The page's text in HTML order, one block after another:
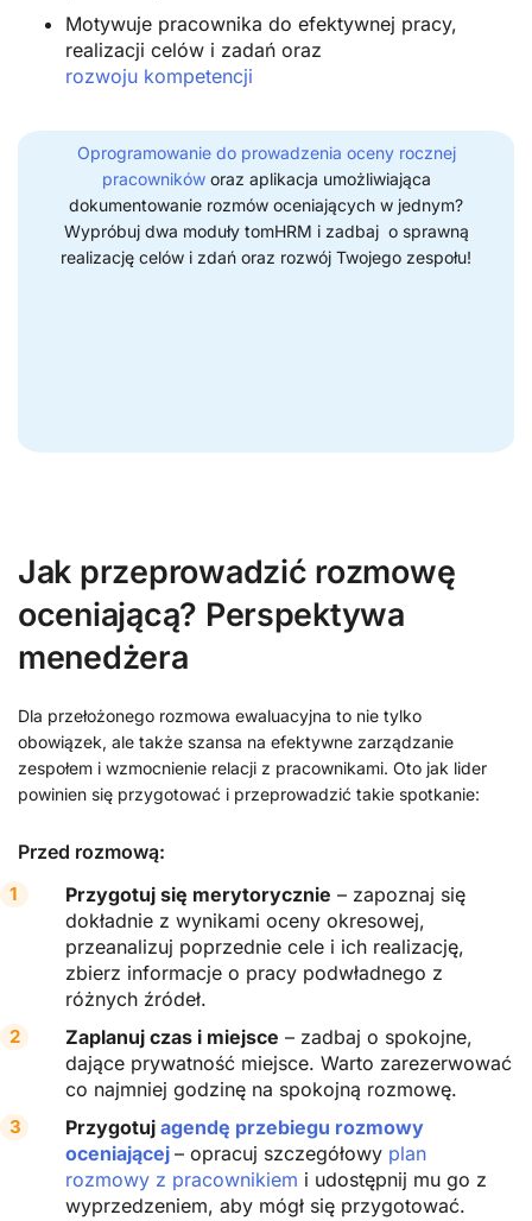
Motywuje pracownika do efektywnej pracy,
realizacji celów i zadań oraz
rozwoju kompetencji
Oprogramowanie do prowadzenia oceny rocznej
pracownikóworaz aplikacja umożliwiająca
dokumentowanie rozmów oceniających w jednym?
Wypróbuj dwa moduły tomHRM i zadbaj o sprawną
realizację celów i zdań oraz rozwój Twojego zespołu!
Jak przeprowadzić rozmowę
oceniającą? Perspektywa
menedżera
Dla przełożonego rozmowa ewaluacyjna to nie tylko
obowiązek, ale także szansa na efektywne zarządzanie
zespołem i wzmocnienie relacji z pracownikami. Oto jak lider
powinien się przygotować i przeprowadzić takie spotkanie:
Przed rozmową:
Przygotuj się merytorycznie – zapoznaj się
dokładnie z wynikami oceny okresowej,
przeanalizuj poprzednie cele i ich realizację,
zbierz informacje o pracy podwładnego z
różnych źródeł.
Zaplanuj czas i miejsce – zadbaj o spokojne,
dające prywatność miejsce. Warto zarezerwować
co najmniej godzinę na spokojną rozmowę.
Przygotuj agendę przebiegu rozmowy
oceniającej – opracuj szczegółowy plan
rozmowy z pracownikiem i udostępnij mu go z
wyprzedzeniem, aby mógł się przygotować.